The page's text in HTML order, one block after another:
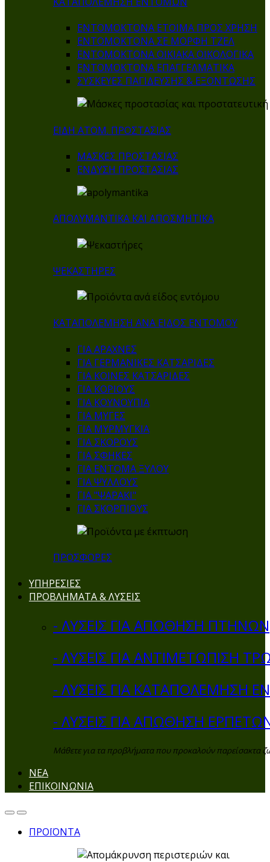
ΕΝΤΟΜΟΚΤΟΝΑ ΕΤΟΙΜΑ ΠΡΟΣ ΧΡΗΣΗ
ΕΝΤΟΜΟΚΤΟΝΑ ΣΕ ΜΟΡΦΗ ΤΖΕΛ
ΕΝΤΟΜΟΚΤΟΝΑ ΟΙΚΙΑΚΑ ΟΙΚΟΛΟΓΙΚΑ
ΕΝΤΟΜΟΚΤΟΝΑ ΕΠΑΓΓΕΛΜΑΤΙΚΑ
ΣΥΣΚΕΥΕΣ ΠΑΓΙΔΕΥΣΗΣ & ΕΞΟΝΤΩΣΗΣ
ΕΙΔΗ ΑΤΟΜ. ΠΡΟΣΤΑΣΙΑΣ
ΜΑΣΚΕΣ ΠΡΟΣΤΑΣΙΑΣ
ΕΝΔΥΣΗ ΠΡΟΣΤΑΣΙΑΣ
ΑΠΟΛΥΜΑΝΤΙΚΑ ΚΑΙ ΑΠΟΣΜΗΤΙΚΑ
ΨΕΚΑΣΤΗΡΕΣ
ΚΑΤΑΠΟΛΕΜΗΣΗ ΑΝΑ ΕΙΔΟΣ ΕΝΤΟΜΟΥ
ΓΙΑ ΑΡΑΧΝΕΣ
ΓΙΑ ΓΕΡΜΑΝΙΚΕΣ ΚΑΤΣΑΡΙΔΕΣ
ΓΙΑ ΚΟΙΝΕΣ ΚΑΤΣΑΡΙΔΕΣ
ΓΙΑ ΚΟΡΙΟΥΣ
ΓΙΑ ΚΟΥΝΟΥΠΙΑ
ΓΙΑ ΜΥΓΕΣ
ΓΙΑ ΜΥΡΜΥΓΚΙΑ
ΓΙΑ ΣΚΟΡΟΥΣ
ΓΙΑ ΣΦΗΚΕΣ
ΓΙΑ ΕΝΤΟΜΑ ΞΥΛΟΥ
ΓΙΑ ΨΥΛΛΟΥΣ
ΓΙΑ "ΨΑΡΑΚΙ"
ΓΙΑ ΣΚΟΡΠΙΟΥΣ
ΠΡΟΣΦΟΡΕΣ
ΥΠΗΡΕΣΙΕΣ
ΠΡΟΒΛΗΜΑΤΑ & ΛΥΣΕΙΣ
- ΛΥΣΕΙΣ ΓΙΑ ΑΠΩΘΗΣΗ ΠΤΗΝΩΝ
- ΛΥΣΕΙΣ ΓΙΑ ΑΝΤΙΜΕΤΩΠΙΣΗ
- ΛΥΣΕΙΣ ΓΙΑ ΚΑΤΑΠΟΛΕΜΗΣΗ
- ΛΥΣΕΙΣ ΓΙΑ ΑΠΩΘΗΣΗ
Μάθετε για τα προβλήματα που προκαλούν παρείσακτα
ΝΕΑ
ΕΠΙΚΟΙΝΩΝΙΑ
ΠΡΟΪΟΝΤΑ